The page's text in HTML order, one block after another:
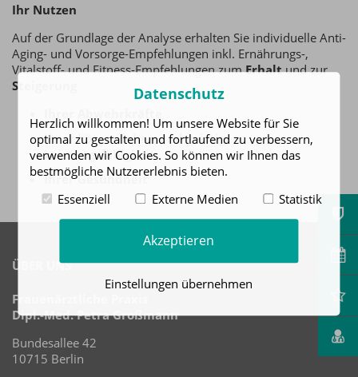
Ihr Nutzen
Auf der Grundlage der Analyse erhalten Sie individuelle Anti-
Aging- und Vorsorge-Empfehlungen inkl. Ernährungs-,
Vitalstoff- und Fitness-Empfehlungen zumErhaltund zur
Steigerung
Ihrer körperlichen und geistigen
Leistungsfähigkeit
Ihrer Gesundheit
ÜBER UNS
Frauenärztliche Praxis
Dipl.-Med. Petra Großmann
Bundesallee 42
10715 Berlin
Datenschutz
Herzlich willkommen! Um unsere Website für Sie
optimal zu gestalten und fortlaufend zu verbessern,
verwenden wir Cookies. So können wir Ihnen das
bestmögliche Nutzererlebnis bieten.
Essenziell
Externe Medien Statistik
Akzeptieren
Einstellungen übernehmen